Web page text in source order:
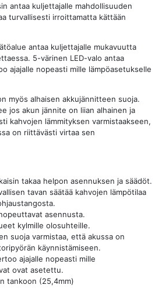
antaa kuljettajalle mahdollisuuden
turvallisesti irroittamatta kättään
antaa kuljettajalle mukavuutta
5-värinen LED-valo antaa
ajajalle nopeasti mille lämpöasetukselle
myös alhaisen akkujännitteen suoja.
jos akun jännite on liian alhainen ja
kahvojen lämmityksen varmistaakseen,
on riittävästi virtaa sen
takaa helpon asennuksen ja säädöt.
tavan säätää kahvojen lämpötilaa
asennusta.
kylmille olosuhteille.
suoja varmistaa, että akussa on
käynnistämiseen.
ajajalle nopeasti mille
ovat asetettu.
tankoon (25,4mm)